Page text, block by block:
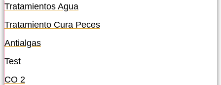
Tratamientos Agua
Tratamiento Cura Peces
Antialgas
Test
CO 2